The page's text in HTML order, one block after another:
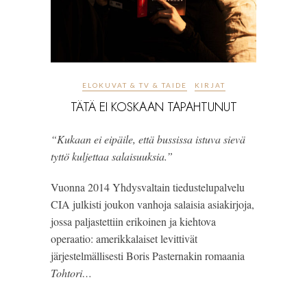
ELOKUVAT & TV & TAIDE KIRJAT
TÄTÄ EI KOSKAAN TAPAHTUNUT
“Kukaan ei eipäile, että bussissa istuva sievä
tyttö kuljettaa salaisuuksia.”
Vuonna 2014 Yhdysvaltain tiedustelupalvelu
CIA julkisti joukon vanhoja salaisia asiakirjoja,
jossa paljastettiin erikoinen ja kiehtova
operaatio: amerikkalaiset levittivät
järjestelmällisesti Boris Pasternakin romaania
Tohtori…